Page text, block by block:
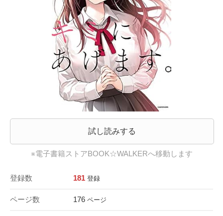
試し読みする
※電子書籍ストアBOOK☆WALKERへ移動します
登録数 181 登録
ページ数 176 ページ